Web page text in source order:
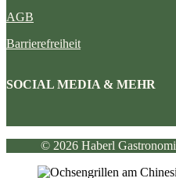
AGB
Barrierefreiheit
SOCIAL MEDIA & MEHR
© 2026 Haberl